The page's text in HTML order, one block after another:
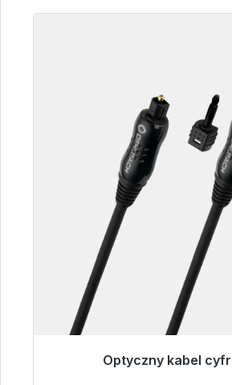
Optyczny kabel
Gotowy do natychmiastowej